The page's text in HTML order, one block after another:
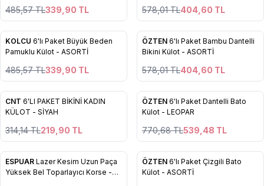
485,57TL339,90 TL 578,01TL404,60 TL
%30
Favorilere Ekle
5
KOLCU 6'lı Paket Büyük Beden
Pamuklu Külot - ASORTİ
485,57TL339,90 TL
%30
Favorilere Ekle
2
ÖZTEN 6'lı Paket Bambu Dantelli
Bikini Külot - ASORTİ
578,01TL404,60 TL
%30
Favorilere Ekle
13
CNT 6'LI PAKET BİKİNİ KADIN
KÜLOT - SİYAH
314,14TL219,90 TL
Yeni
%30
Favorilere Ekle
5
ÖZTEN 6'lı Paket Dantelli Bato
Külot - LEOPAR
770,68TL539,48 TL
%30
Favorilere Ekle
2
ESPUAR Lazer Kesim Uzun Paça
Yüksek Bel Toparlayıcı Korse -
%30
Favorilere Ekle
7
ÖZTEN 6'lı Paket Çizgili Bato
Külot - ASORTİ